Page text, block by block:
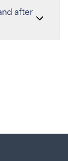
after